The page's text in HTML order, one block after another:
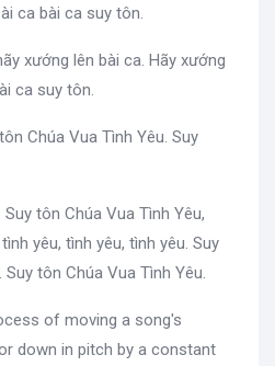
ca bài ca suy tôn.
xướng lên bài ca. Hãy xướng
ca suy tôn.
Chúa Vua Tình Yêu. Suy
tôn Chúa Vua Tình Yêu,
yêu, tình yêu, tình yêu. Suy
tôn Chúa Vua Tình Yêu.
of moving a song's
down in pitch by a constant